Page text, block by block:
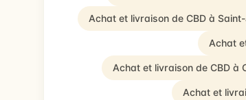
Achat et livraison de CBD à
Achat
Achat et livraison de CBD à
Achat et